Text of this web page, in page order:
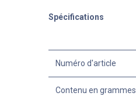
Spécifications
Numéro d'article
Contenu en grammes